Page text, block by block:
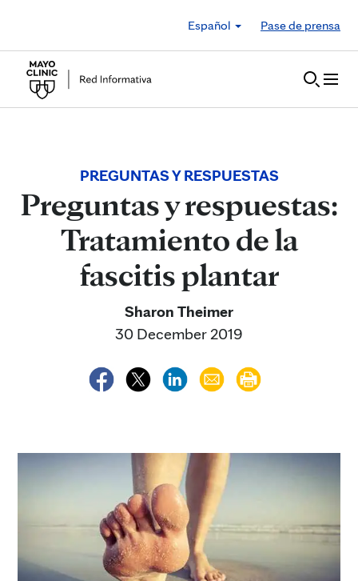
Español
Pase de prensa
PREGUNTAS Y RESPUESTAS
Preguntas y respuestas:
Tratamiento de la
fascitis plantar
Sharon Theimer
30 December 2019